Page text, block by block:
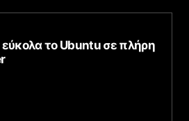
το Ubuntu σε πλήρη